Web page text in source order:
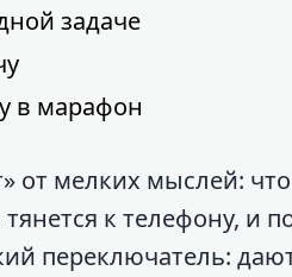
задаче
в марафон
от мелких мыслей:
к телефону, и
переключатель: